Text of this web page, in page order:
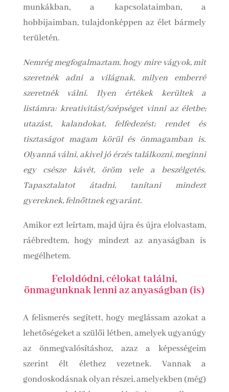
munkákban, a kapcsolataimban, a
hobbijaimban, tulajdonképpen az élet bármely
területén.
Nemrég megfogalmaztam, hogy mire vágyok, mit
szeretnék adni a világnak, milyen emberré
szeretnék válni. Ilyen értékek kerültek a
listámra: kreativitást/szépséget vinni az életbe;
utazást, kalandokat, felfedezést; rendet és
tisztaságot magam körül és önmagamban is.
Olyanná válni, akivel jó érzés találkozni, meginni
egy csésze kávét, öröm vele a beszélgetés.
Tapasztalatot átadni, tanítani mindezt
gyereknek, felnőttnek egyaránt.
Amikor ezt leírtam, majd újra és újra elolvastam,
ráébredtem, hogy mindezt az anyaságban is
megélhetem.
Feloldódni, célokat találni,
önmagunknak lenni az anyaságban (is)
A felismerés segített, hogy meglássam azokat a
lehetőségeket a szülői létben, amelyek ugyanúgy
az önmegvalósításhoz, azaz a képességeim
szerint élt élethez vezetnek. Vannak a
gondoskodásnak olyan részei, amelyekben (még)